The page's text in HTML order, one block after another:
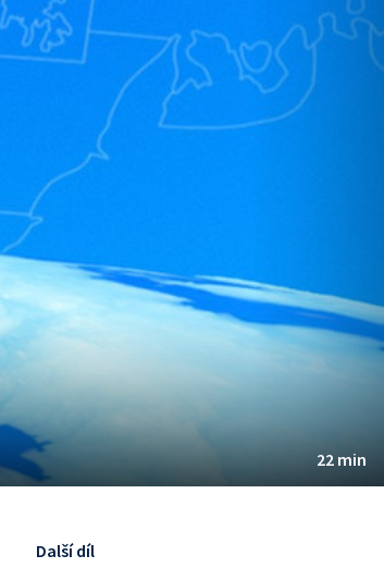
22 min
Další díl